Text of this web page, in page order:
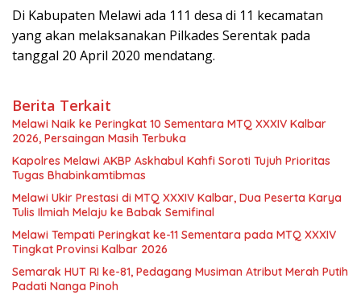
Di Kabupaten Melawi ada 111 desa di 11 kecamatan
yang akan melaksanakan Pilkades Serentak pada
tanggal 20 April 2020 mendatang.
Berita Terkait
Melawi Naik ke Peringkat 10 Sementara MTQ XXXIV Kalbar
2026, Persaingan Masih Terbuka
Kapolres Melawi AKBP Askhabul Kahfi Soroti Tujuh Prioritas
Tugas Bhabinkamtibmas
Melawi Ukir Prestasi di MTQ XXXIV Kalbar, Dua Peserta Karya
Tulis Ilmiah Melaju ke Babak Semifinal
Melawi Tempati Peringkat ke-11 Sementara pada MTQ XXXIV
Tingkat Provinsi Kalbar 2026
Semarak HUT RI ke-81, Pedagang Musiman Atribut Merah Putih
Padati Nanga Pinoh